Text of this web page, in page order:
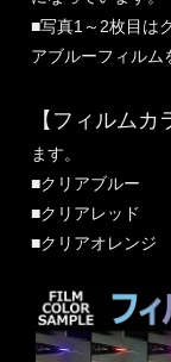
■写真1～2枚目は
アブルーフィルム
【フィルムカ
ます。
■クリアブルー
■クリアレッド
■クリアオレンジ